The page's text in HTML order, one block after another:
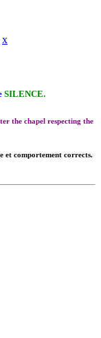
x
SILENCE.
the chapel respecting the
et comportement corrects.